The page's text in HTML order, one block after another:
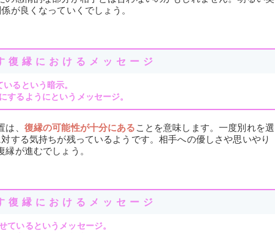
が良くなっていくでしょう。
復縁におけるメッセージ
るという暗示。
するようにというメッセージ。
、 復縁の可能性が十分にある ことを意味します。一度別れを選
する気持ちが残っているようです。相手への優しさや思いやり
が進むでしょう。
復縁におけるメッセージ
ているというメッセージ。